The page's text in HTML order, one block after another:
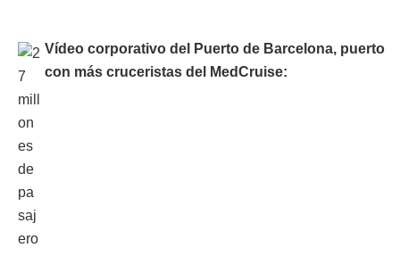
Vídeo corporativo del Puerto de Barcelona, puerto
con más cruceristas del MedCruise: